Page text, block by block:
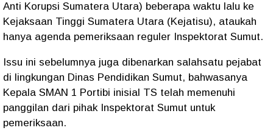
Anti Korupsi Sumatera Utara) beberapa waktu lalu ke
Kejaksaan Tinggi Sumatera Utara (Kejatisu), ataukah
hanya agenda pemeriksaan reguler Inspektorat Sumut.
Issu ini sebelumnya juga dibenarkan salahsatu pejabat
di lingkungan Dinas Pendidikan Sumut, bahwasanya
Kepala SMAN 1 Portibi inisial TS telah memenuhi
panggilan dari pihak Inspektorat Sumut untuk
pemeriksaan.